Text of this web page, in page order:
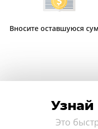
Вносите оставшуюся
Узнай
Это